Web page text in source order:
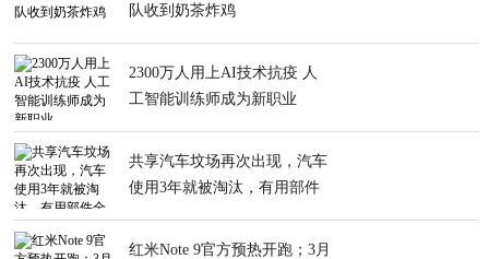
队收到奶茶炸鸡
2300万人用上AI技术抗疫 人
工智能训练师成为新职业
共享汽车坟场再次出现，汽车
使用3年就被淘汰，有用部件
红米Note 9官方预热开跑；3月